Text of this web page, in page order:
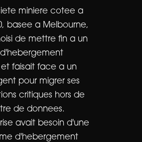
miniere cotee a
basee a Melbourne,
de mettre fin a un
faisait face a un
pour migrer ses
critiques hors de
de donnees.
avait besoin d'une
d'hebergement